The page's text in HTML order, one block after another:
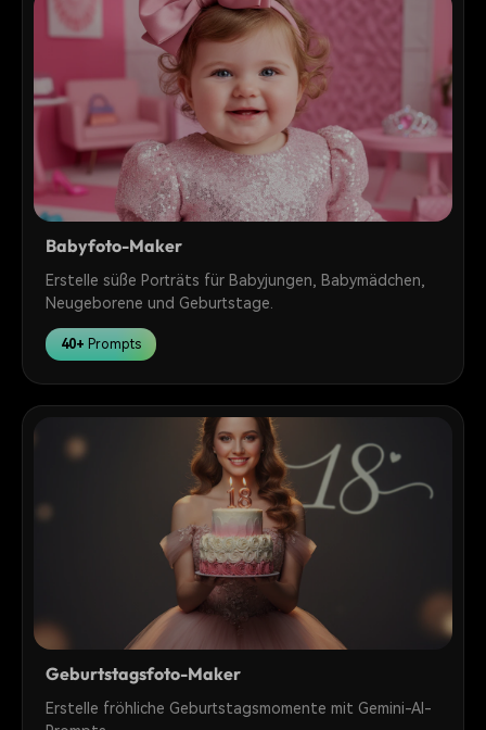
Babyfoto-Maker
Erstelle süße Porträts für Babyjungen, Babymädchen,
Neugeborene und Geburtstage.
40+ Prompts
Geburtstagsfoto-Maker
Erstelle fröhliche Geburtstagsmomente mit Gemini-AI-